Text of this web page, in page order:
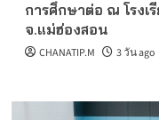
การศึกษาต่อ ณ โรงเ
จ.แม่ฮ่องสอน
CHANATIP.M 3 วัน ago